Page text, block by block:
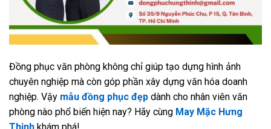
Đồng phục văn phòng không chỉ giúp tạo dựng hình ảnh
chuyên nghiệp mà còn góp phần xây dựng văn hóa doanh
nghiệp. Vậy mẫu đồng phục đẹp dành cho nhân viên văn
phòng nào phổ biến hiện nay? Hãy cùng May Mặc Hưng